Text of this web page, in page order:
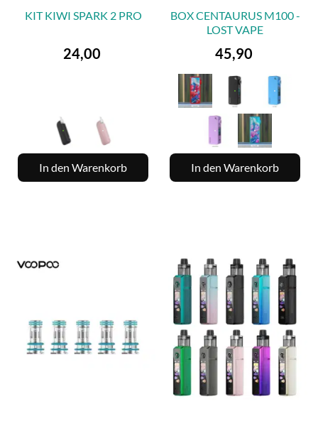
KIT KIWI SPARK 2 PRO
Preis
24,00
In den Warenkorb
BOX CENTAURUS M100 -
LOST VAPE
Preis
45,90
In den Warenkorb